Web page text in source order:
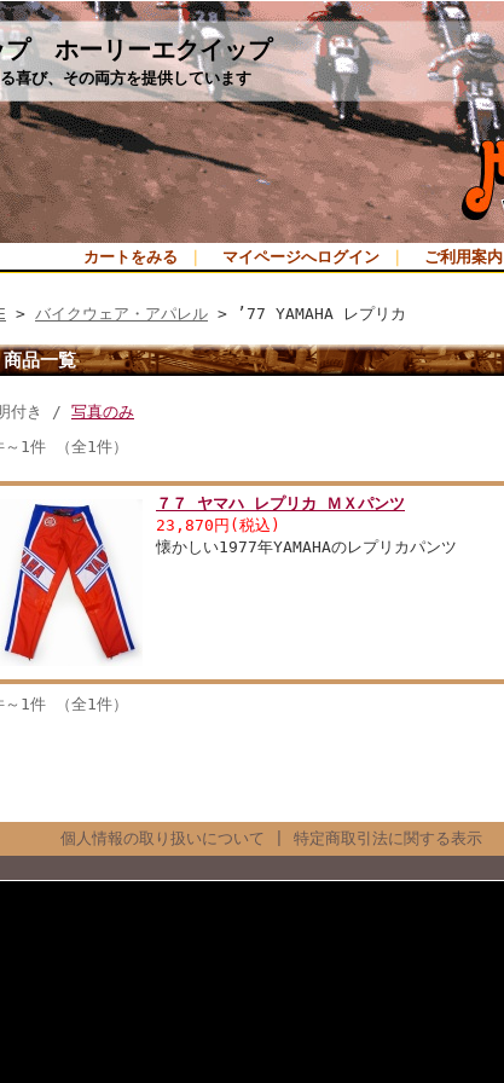
プ ホーリーエクイップ
喜び、その両方を提供しています
カートをみる マイページへログイン ご利用案内
> バイクウェア・アパレル > ’77 YAMAHA レプリカ
商品一覧
付き / 写真のみ
～1件 （全1件）
７７ ヤマハ レプリカ ＭＸパンツ
23,870円(税込)
懐かしい1977年YAMAHAのレプリカパンツ
～1件 （全1件）
個人情報の取り扱いについて 特定商取引法に関する表示